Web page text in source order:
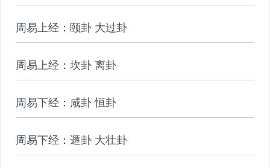
周易上经：颐卦 大过卦
周易上经：坎卦 离卦
周易下经：咸卦 恒卦
周易下经：遯卦 大壮卦